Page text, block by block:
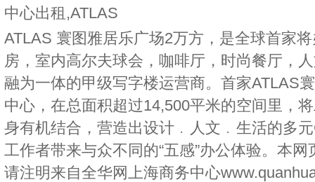
中心出租,ATLAS
ATLAS 寰图雅居乐广场2万方，是全球首家
房，室内高尔夫球会，咖啡厅，时尚餐厅，
融为一体的甲级写字楼运营商。首家ATLAS
中心，在总面积超过14,500平米的空间里，
身有机结合，营造出设计﹒人文﹒生活的多
工作者带来与众不同的“五感”办公体验。本
请注明来自全华网上海商务中心